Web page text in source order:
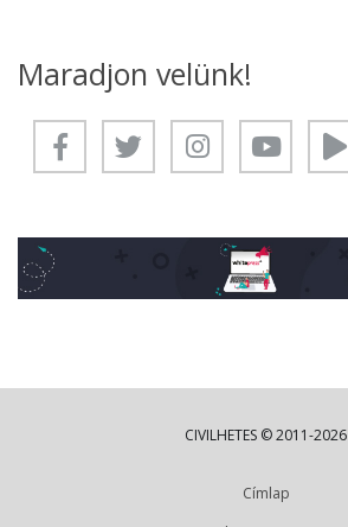
Maradjon velünk!
CIVILHETES © 2011-2026
Címlap